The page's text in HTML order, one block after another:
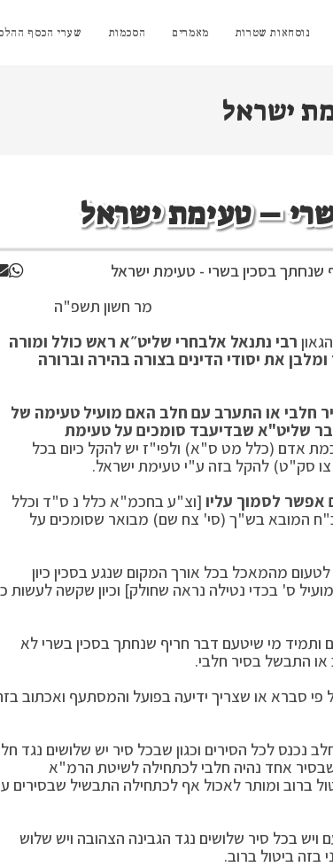
נוסחאות שטרות מאמרים הסכמות שערי הכסף
ישראל
– טעימת ישראל
שנחתך בסכין בשרי - טעימת ישראל
תשפ"ה
רבי נתנאל אלבחרי שליט״א ראש כולל ומורה
את יסודי הדינים בצורה בהירה וברורה
חלבי או התערב עם חלב האם מועיל טעימה של
שליט"א שבדיעבד סומכים על טעימת
אדם (כלל מט ס"א) ולפי"ז יש להקל כיום בכל
סק"ט) להקל בזה ע"י טעימת ישראל.
לסמוך עליו [וצ"ע בחכמ"א כלל נ ס"ד וכלל
המובא בש"ך (סי' צח שם) מבואר שסומכים על
מהמאכל בכל אורך המקום שנגע בסכין כיון
ס' בכדי נטילה נראה שחולק] וכיון שקשה לעשות
ותמיד מי שיטעם דבר חריף שנחתך בסכין בשרי לא
התבשל בסיר חלבי.
פי סברא או שצריך ידיעה בפועל והמסתעף ואכתוב
נכנס לכל הסירים וכגון שבכל סיר יש שלושים נגד
אחד נהיה חלבי לכתחילה לשיטת הרמ"א
ברוב ומותר לאכול אף לכתחילה התבשיל שבסירים
בכל סיר שלושים נגד הגבינה הצהובה ויש שלוש
בזה ביטול ברוב.